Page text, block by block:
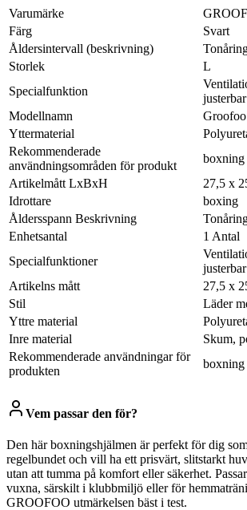
Varumärke
Färg
Svart
Åldersintervall (beskrivning)
Storlek
L
Specialfunktion
Modellnamn
Groofoo
Yttermaterial
Rekommenderade
användningsområden för produkt
boxning
Artikelmått LxBxH
27,5 x
Idrottare
boxing
Åldersspann Beskrivning
Enhetsantal
1 Antal
Specialfunktioner
Artikelns mått
27,5 x
Stil
Läder
Yttre material
Inre material
Skum,
Rekommenderade användningar för
produkten
boxning
Vem passar den för?
Den här boxningshjälmen är perfekt för dig
regelbundet och vill ha ett prisvärt, slitstarkt
utan att tumma på komfort eller säkerhet.
vuxna, särskilt i klubbmiljö eller för
GROOFOO utmärkelsen bäst i test.